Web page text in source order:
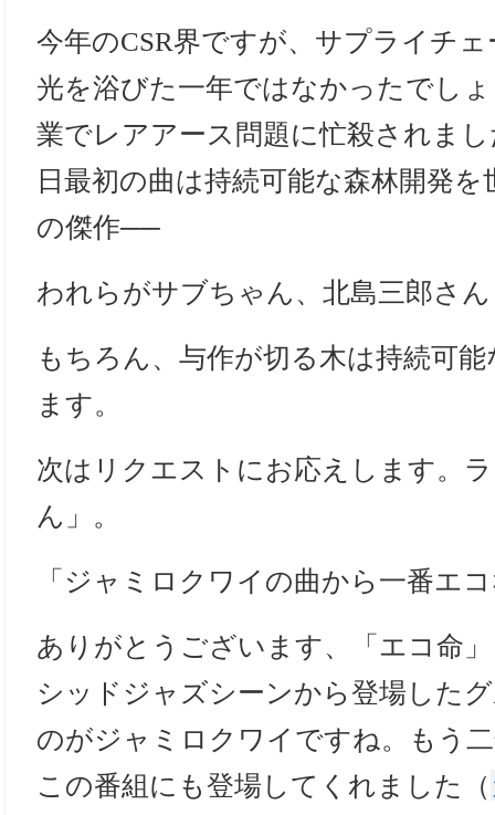
今年のCSR界ですが、サプライチ
光を浴びた一年ではなかったでし
業でレアアース問題に忙殺されま
日最初の曲は持続可能な森林開発
の傑作──
われらがサブちゃん、北島三郎さ
もちろん、与作が切る木は持続可
ます。
次はリクエストにお応えします。
ん」。
「ジャミロクワイの曲から一番エ
ありがとうございます、「エコ命
シッドジャズシーンから登場した
のがジャミロクワイですね。もう
この番組にも登場してくれました（